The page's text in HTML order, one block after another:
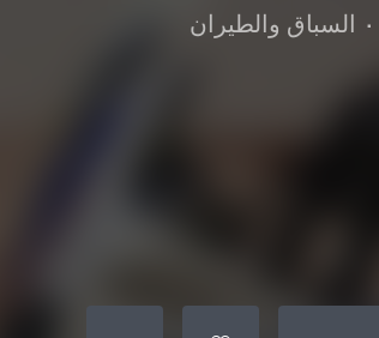
• السباق والطيران